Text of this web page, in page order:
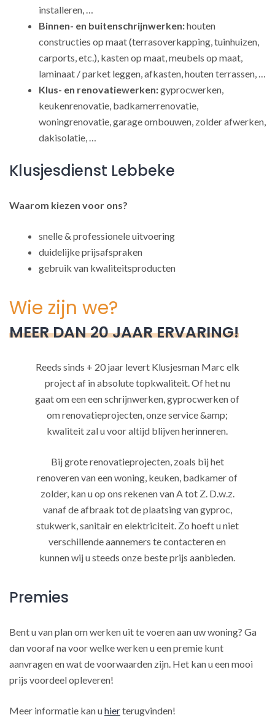
installeren, …
Binnen- en buitenschrijnwerken:houten
constructies op maat (terrasoverkapping, tuinhuizen,
carports, etc.), kasten op maat, meubels op maat,
laminaat / parket leggen, afkasten, houten terrassen, …
Klus- en renovatiewerken:gyprocwerken,
keukenrenovatie, badkamerrenovatie,
woningrenovatie, garage ombouwen, zolder afwerken,
dakisolatie, …
Klusjesdienst Lebbeke
Waarom kiezen voor ons?
snelle & professionele uitvoering
duidelijke prijsafspraken
gebruik van kwaliteitsproducten
Wie zijn we?
MEER DAN 20 JAAR ERVARING!
Reeds sinds + 20 jaar levert Klusjesman Marc elk
project af in absolute topkwaliteit. Of het nu
gaat om een een schrijnwerken, gyprocwerken of
om renovatieprojecten, onze service &amp;
kwaliteit zal u voor altijd blijven herinneren.
Bij grote renovatieprojecten, zoals bij het
renoveren van een woning, keuken, badkamer of
zolder, kan u op ons rekenen van A tot Z. D.w.z.
vanaf de afbraak tot de plaatsing van gyproc,
stukwerk, sanitair en elektriciteit. Zo hoeft u niet
verschillende aannemers te contacteren en
kunnen wij u steeds onze beste prijs aanbieden.
Premies
Bent u van plan om werken uit te voeren aan uw woning? Ga
dan vooraf na voor welke werken u een premie kunt
aanvragen en wat de voorwaarden zijn. Het kan u een mooi
prijs voordeel opleveren!
Meer informatie kan uhierterugvinden!